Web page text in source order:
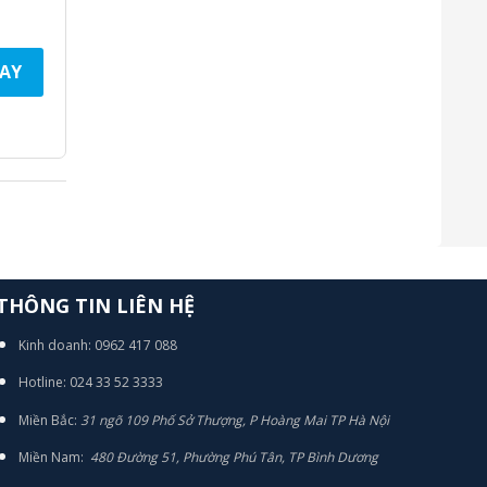
TIN LIÊN HỆ
Kinh doanh: 0962 417 088
Hotline: 024 33 52 3333
Miền Bắc: 31 ngõ 109 Phố Sở Thượng, P Hoàng Mai TP Hà Nội
Miền Nam: 480 Đường 51, Phường Phú Tân, TP Bình Dương